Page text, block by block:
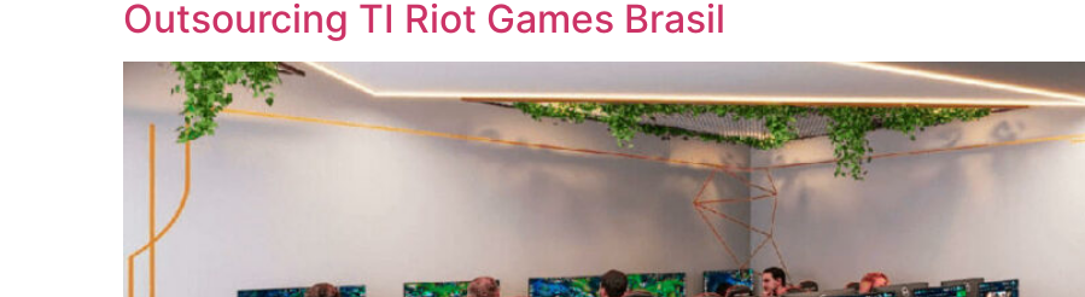
Outsourcing TI Riot Games Brasil